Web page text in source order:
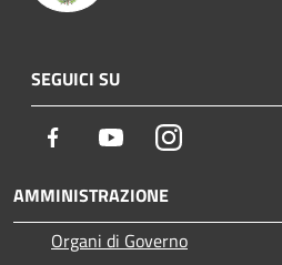
SEGUICI SU
Facebook YoutubeInstagram
AMMINISTRAZIONE
Organi di Governo